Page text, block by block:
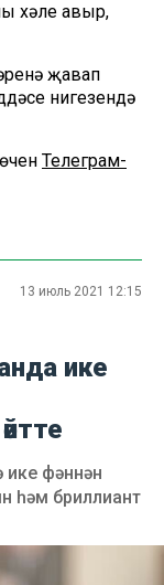
хәле авыр,
җавап
нигезендә
Телеграм-
13 июль 2021 12:15
ике
ике фәннән
һәм бриллиант